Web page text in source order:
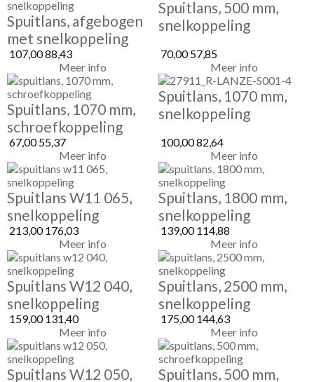
Spuitlans, afgebogen
met snelkoppeling
107,0088,43
Meer info
Spuitlans, 500 mm,
snelkoppeling
70,0057,85
Meer info
Spuitlans, 1070 mm,
schroefkoppeling
67,0055,37
Meer info
Spuitlans, 1070 mm,
snelkoppeling
100,0082,64
Meer info
Spuitlans W11 065,
snelkoppeling
213,00176,03
Meer info
Spuitlans, 1800 mm,
snelkoppeling
139,00114,88
Meer info
Spuitlans W12 040,
snelkoppeling
159,00131,40
Meer info
Spuitlans, 2500 mm,
snelkoppeling
175,00144,63
Meer info
Spuitlans W12 050,
Spuitlans, 500 mm,